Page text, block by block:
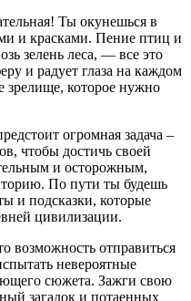
Ты окунешься в
и красками. Пение птиц и
зелень леса, — все это
и радует глаза на каждом
зрелище, которое нужно
огромная задача –
чтобы достичь своей
и осторожным,
По пути ты будешь
и подсказки, которые
цивилизации.
возможность отправиться
невероятные
сюжета. Зажги свою
загадок и потаенных